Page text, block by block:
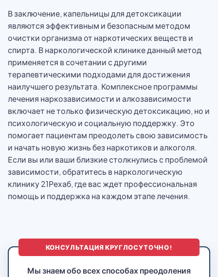
В заключение, капельницы для детоксикации
являются эффективным и безопасным методом
очистки организма от наркотических веществ и
спирта. В наркологической клинике данный метод
применяется в сочетании с другими
терапевтическими подходами для достижения
наилучшего результата. Комплексное программы
лечения наркозависимости и алкозависимости
включает не только физическую детоксикацию, но и
психологическую и социальную поддержку. Это
помогает пациентам преодолеть свою зависимость
и начать новую жизнь без наркотиков и алкоголя.
Если вы или ваши близкие столкнулись с проблемой
зависимости, обратитесь в наркологическую
клинику 21Рехаб, где вас ждет профессиональная
помощь и поддержка на каждом этапе лечения.
КОНСУЛЬТАЦИЯ КРУГЛОСУТОЧНО!
Мы знаем обо всех способах преодоления